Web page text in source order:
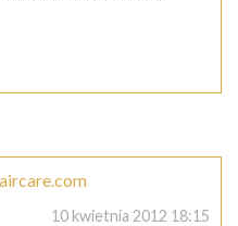
10 kwietnia 2012 18:15